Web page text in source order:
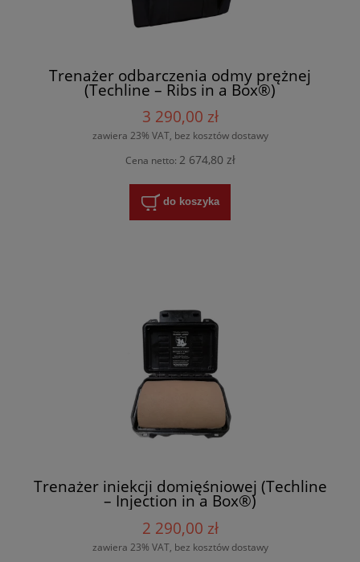
Trenażer odbarczenia odmy prężnej
(Techline – Ribs in a Box®)
3 290,00 zł
zawiera 23% VAT, bez kosztów dostawy
Cena netto: 2 674,80 zł
do koszyka
Trenażer iniekcji domięśniowej (Techline
– Injection in a Box®)
2 290,00 zł
zawiera 23% VAT, bez kosztów dostawy